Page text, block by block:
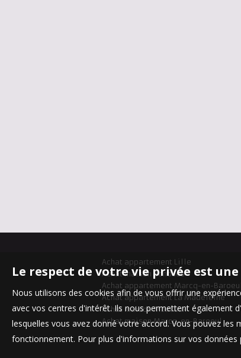
Achat appartement Lille
Achat maison Bondues
Achat appartement Marcq-en-Baroeul
Achat appartement La Madeleine
Achat maison Mouvaux
Achat maison Marcq-en-Baroeul
Le respect de votre vie privée est
Nous utilisons des cookies afin de vous offrir une
avec vos centres d'intérêt. Ils nous permettent également
lesquelles vous avez donné votre accord. Vous pouvez
fonctionnement. Pour plus d'informations sur vos données